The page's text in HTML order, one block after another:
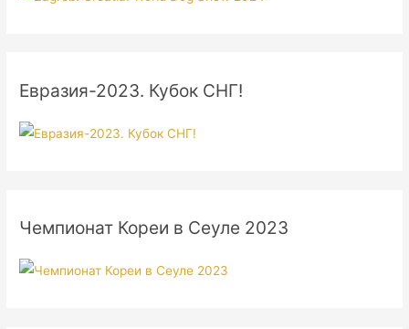
Евразия-2023. Кубок СНГ!
Чемпионат Кореи в Сеуле 2023